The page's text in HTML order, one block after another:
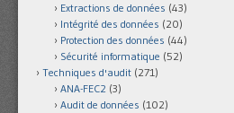
Extractions de données (43)
Intégrité des données (20)
Protection des données (44)
Sécurité informatique (52)
Techniques d'audit (271)
ANA-FEC2 (3)
Audit de données (102)